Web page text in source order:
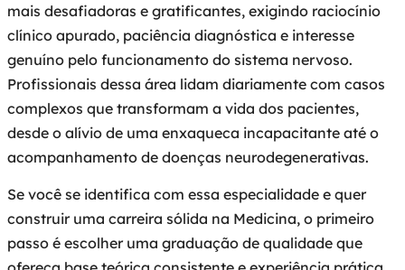
mais desafiadoras e gratificantes, exigindo raciocínio
clínico apurado, paciência diagnóstica e interesse
genuíno pelo funcionamento do sistema nervoso.
Profissionais dessa área lidam diariamente com casos
complexos que transformam a vida dos pacientes,
desde o alívio de uma enxaqueca incapacitante até o
acompanhamento de doenças neurodegenerativas.
Se você se identifica com essa especialidade e quer
construir uma carreira sólida na Medicina, o primeiro
passo é escolher uma graduação de qualidade que